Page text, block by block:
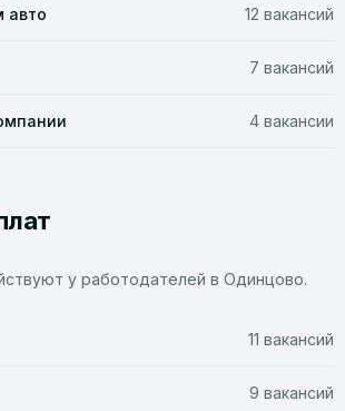
авто 12 вакансий
7 вакансий
4 вакансии
у работодателей в Одинцово.
11 вакансий
9 вакансий